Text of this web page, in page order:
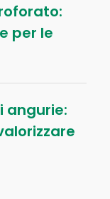
per le
angurie: